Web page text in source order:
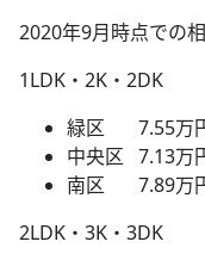
2020年9月時点での
1LDK・2K・2DK
緑区 7.55万
中央区 7.13万
南区 7.89万
2LDK・3K・3DK